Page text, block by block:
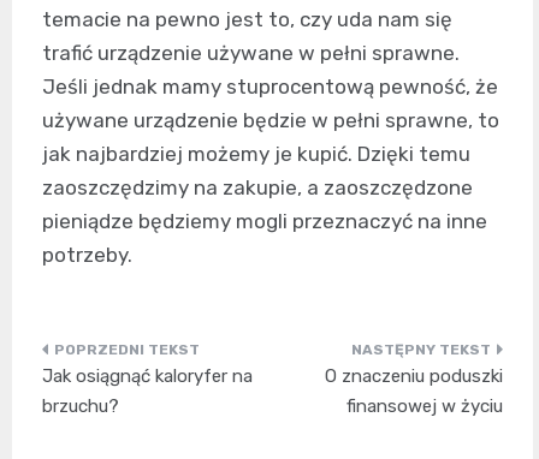
temacie na pewno jest to, czy uda nam się
trafić urządzenie używane w pełni sprawne.
Jeśli jednak mamy stuprocentową pewność, że
używane urządzenie będzie w pełni sprawne, to
jak najbardziej możemy je kupić. Dzięki temu
zaoszczędzimy na zakupie, a zaoszczędzone
pieniądze będziemy mogli przeznaczyć na inne
potrzeby.
Nawigacja
wpisu
Jak osiągnąć kaloryfer na
brzuchu?
O znaczeniu poduszki
finansowej w życiu